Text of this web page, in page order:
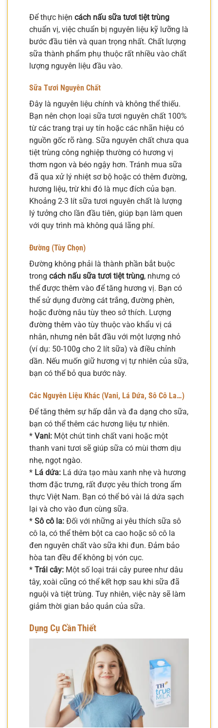
Để thực hiện cách nấu sữa tươi tiệt trùng
chuẩn vị, việc chuẩn bị nguyên liệu kỹ lưỡng là
bước đầu tiên và quan trọng nhất. Chất lượng
sữa thành phẩm phụ thuộc rất nhiều vào chất
lượng nguyên liệu đầu vào.
Sữa Tươi Nguyên Chất
Đây là nguyên liệu chính và không thể thiếu.
Bạn nên chọn loại sữa tươi nguyên chất 100%
từ các trang trại uy tín hoặc các nhãn hiệu có
nguồn gốc rõ ràng. Sữa nguyên chất chưa qua
tiệt trùng công nghiệp thường có hương vị
thơm ngon và béo ngậy hơn. Tránh mua sữa
đã qua xử lý nhiệt sơ bộ hoặc có thêm đường,
hương liệu, trừ khi đó là mục đích của bạn.
Khoảng 2-3 lít sữa tươi nguyên chất là lượng
lý tưởng cho lần đầu tiên, giúp bạn làm quen
với quy trình mà không quá lãng phí.
Đường (Tùy Chọn)
Đường không phải là thành phần bắt buộc
trong cách nấu sữa tươi tiệt trùng, nhưng có
thể được thêm vào để tăng hương vị. Bạn có
thể sử dụng đường cát trắng, đường phèn,
hoặc đường nâu tùy theo sở thích. Lượng
đường thêm vào tùy thuộc vào khẩu vị cá
nhân, nhưng nên bắt đầu với một lượng nhỏ
(ví dụ: 50-100g cho 2 lít sữa) và điều chỉnh
dần. Nếu muốn giữ hương vị tự nhiên của sữa,
bạn có thể bỏ qua bước này.
Các Nguyên Liệu Khác (Vani, Lá Dứa, Sô Cô La…)
Để tăng thêm sự hấp dẫn và đa dạng cho sữa,
bạn có thể thêm các hương liệu tự nhiên.
* Vani: Một chút tinh chất vani hoặc một
thanh vani tươi sẽ giúp sữa có mùi thơm dịu
nhẹ, ngọt ngào.
* Lá dứa: Lá dứa tạo màu xanh nhẹ và hương
thơm đặc trưng, rất được yêu thích trong ẩm
thực Việt Nam. Bạn có thể bó vài lá dứa sạch
lại và cho vào đun cùng sữa.
* Sô cô la: Đối với những ai yêu thích sữa sô
cô la, có thể thêm bột ca cao hoặc sô cô la
đen nguyên chất vào sữa khi đun. Đảm bảo
hòa tan đều để không bị vón cục.
* Trái cây: Một số loại trái cây puree như dâu
tây, xoài cũng có thể kết hợp sau khi sữa đã
nguội và tiệt trùng. Tuy nhiên, việc này sẽ làm
giảm thời gian bảo quản của sữa.
Dụng Cụ Cần Thiết